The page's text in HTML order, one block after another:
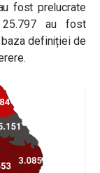
fost prelucrate
au fost
definiției de